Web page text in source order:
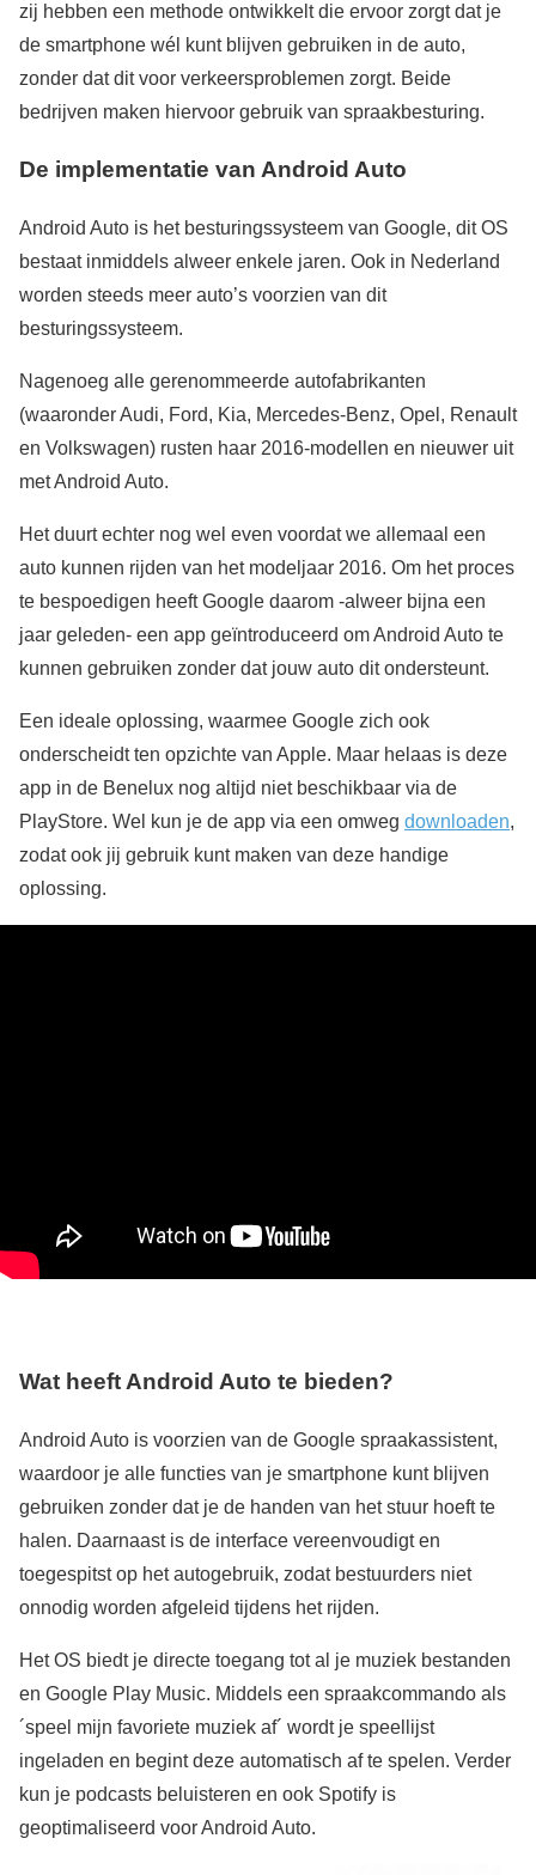
zij hebben een methode ontwikkelt die ervoor zorgt dat je
de smartphone wél kunt blijven gebruiken in de auto,
zonder dat dit voor verkeersproblemen zorgt. Beide
bedrijven maken hiervoor gebruik van spraakbesturing.
De implementatie van Android Auto
Android Auto is het besturingssysteem van Google, dit OS
bestaat inmiddels alweer enkele jaren. Ook in Nederland
worden steeds meer auto’s voorzien van dit
besturingssysteem.
Nagenoeg alle gerenommeerde autofabrikanten
(waaronder Audi, Ford, Kia, Mercedes-Benz, Opel, Renault
en Volkswagen) rusten haar 2016-modellen en nieuwer uit
met Android Auto.
Het duurt echter nog wel even voordat we allemaal een
auto kunnen rijden van het modeljaar 2016. Om het proces
te bespoedigen heeft Google daarom -alweer bijna een
jaar geleden- een app geïntroduceerd om Android Auto te
kunnen gebruiken zonder dat jouw auto dit ondersteunt.
Een ideale oplossing, waarmee Google zich ook
onderscheidt ten opzichte van Apple. Maar helaas is deze
app in de Benelux nog altijd niet beschikbaar via de
PlayStore. Wel kun je de app via een omweg downloaden,
zodat ook jij gebruik kunt maken van deze handige
oplossing.
Wat heeft Android Auto te bieden?
Android Auto is voorzien van de Google spraakassistent,
waardoor je alle functies van je smartphone kunt blijven
gebruiken zonder dat je de handen van het stuur hoeft te
halen. Daarnaast is de interface vereenvoudigt en
toegespitst op het autogebruik, zodat bestuurders niet
onnodig worden afgeleid tijdens het rijden.
Het OS biedt je directe toegang tot al je muziek bestanden
en Google Play Music. Middels een spraakcommando als
´speel mijn favoriete muziek af´ wordt je speellijst
ingeladen en begint deze automatisch af te spelen. Verder
kun je podcasts beluisteren en ook Spotify is
geoptimaliseerd voor Android Auto.